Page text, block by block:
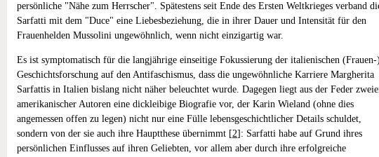
persönliche "Nähe zum Herrscher". Spätestens seit Ende des Ersten Weltkrieges verband
Sarfatti mit dem "Duce" eine Liebesbeziehung, die in ihrer Dauer und Intensität für den
Frauenhelden Mussolini ungewöhnlich, wenn nicht einzigartig war.
Es ist symptomatisch für die langjährige einseitige Fokussierung der italienischen (Frauen-
Geschichtsforschung auf den Antifaschismus, dass die ungewöhnliche Karriere Margherita
Sarfattis in Italien bislang nicht näher beleuchtet wurde. Dagegen liegt aus der Feder
amerikanischer Autoren eine dickleibige Biografie vor, der Karin Wieland (ohne dies
angemessen offen zu legen) nicht nur eine Fülle lebensgeschichtlicher Details schuldet,
sondern von der sie auch ihre Hauptthese übernimmt [2]: Sarfatti habe auf Grund ihres
persönlichen Einflusses auf ihren Geliebten, vor allem aber durch ihre erfolgreiche